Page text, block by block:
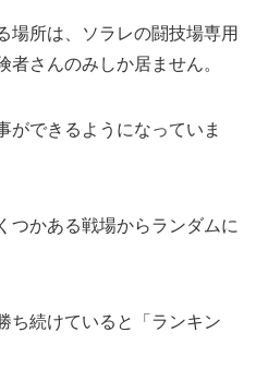
場所は、ソラレの闘技場専用
さんのみしか居ません。
ができるようになっていま
つかある戦場からランダムに
ち続けていると「ランキン